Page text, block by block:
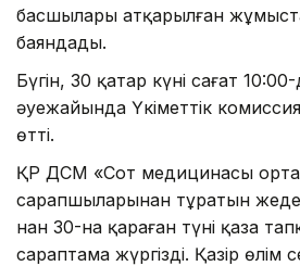
басшылары атқарылған
баяндады.
Бүгін, 30 қаңтар күні сағат
әуежайында Үкіметтік
өтті.
ҚР ДСМ «Сот медицинасы
сарапшыларынан тұратын
нан 30-на қараған түні қаза
сараптама жүргізді. Қазір өлім